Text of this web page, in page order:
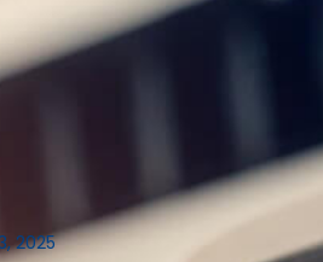
2025